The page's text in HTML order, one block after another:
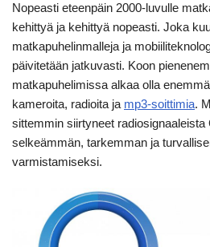
Nopeasti eteenpäin 2000-luvulle
kehittyä ja kehittyä nopeasti. Joka
matkapuhelinmalleja ja
päivitetään jatkuvasti. Koon
matkapuhelimissa alkaa olla
kameroita, radioita ja mp3-soittimia.
sittemmin siirtyneet
selkeämmän, tarkemman ja
varmistamiseksi.